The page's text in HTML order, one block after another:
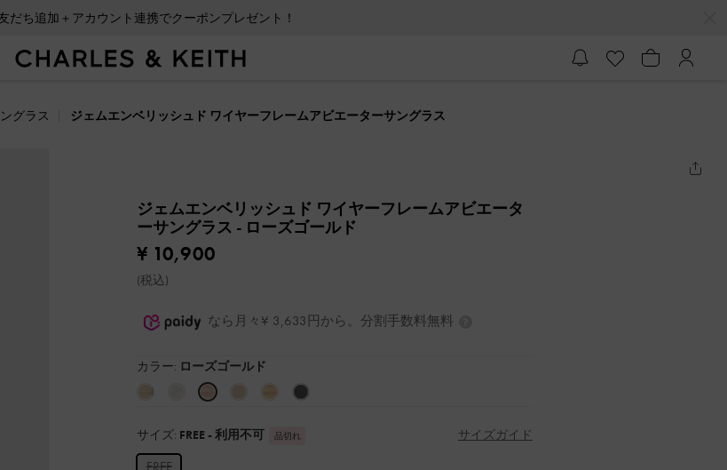
だち追加＋アカウント連携でクーポンプレゼント！
グラス ジェムエンベリッシュド ワイヤーフレームアビエーターサングラス
ジェムエンベリッシュド ワイヤーフレームアビエータ
ーサングラス - ローズゴールド
¥ 10,900
(税込)
なら月々¥ 3,633円から。分割手数料無料
カラー: ローズゴールド
サイズ: FREE - 利用不可 品切れ サイズガイド